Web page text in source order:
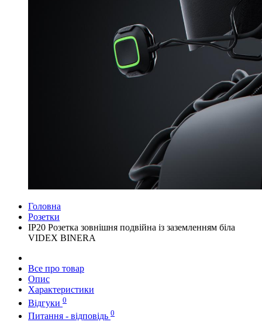
Головна
Розетки
IP20 Розетка зовнішня подвійна із заземленням біла
VIDEX BINERA
Все про товар
Опис
Характеристики
Відгуки 0
Питання - відповідь 0